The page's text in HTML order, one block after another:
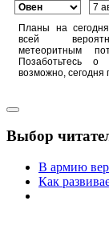
Планы на
всей
метеоритным
Позаботьтесь о
возможно, сегодня
Выбор
В армию
Как